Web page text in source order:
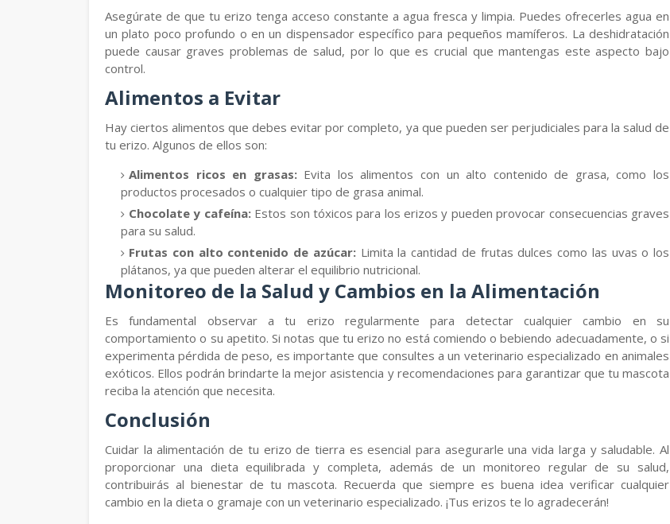
Asegúrate de que tu erizo tenga acceso constante a agua fresca y limpia. Puedes ofrecerles agua en
un plato poco profundo o en un dispensador específico para pequeños mamíferos. La deshidratación
puede causar graves problemas de salud, por lo que es crucial que mantengas este aspecto bajo
control.
Alimentos a Evitar
Hay ciertos alimentos que debes evitar por completo, ya que pueden ser perjudiciales para la salud de
tu erizo. Algunos de ellos son:
Alimentos ricos en grasas:Evita los alimentos con un alto contenido de grasa, como los
productos procesados o cualquier tipo de grasa animal.
Chocolate y cafeína:Estos son tóxicos para los erizos y pueden provocar consecuencias graves
para su salud.
Frutas con alto contenido de azúcar:Limita la cantidad de frutas dulces como las uvas o los
plátanos, ya que pueden alterar el equilibrio nutricional.
Monitoreo de la Salud y Cambios en la Alimentación
Es fundamental observar a tu erizo regularmente para detectar cualquier cambio en su
comportamiento o su apetito. Si notas que tu erizo no está comiendo o bebiendo adecuadamente, o si
experimenta pérdida de peso, es importante que consultes a un veterinario especializado en animales
exóticos. Ellos podrán brindarte la mejor asistencia y recomendaciones para garantizar que tu mascota
reciba la atención que necesita.
Conclusión
Cuidar la alimentación de tu erizo de tierra es esencial para asegurarle una vida larga y saludable. Al
proporcionar una dieta equilibrada y completa, además de un monitoreo regular de su salud,
contribuirás al bienestar de tu mascota. Recuerda que siempre es buena idea verificar cualquier
cambio en la dieta o gramaje con un veterinario especializado. ¡Tus erizos te lo agradecerán!